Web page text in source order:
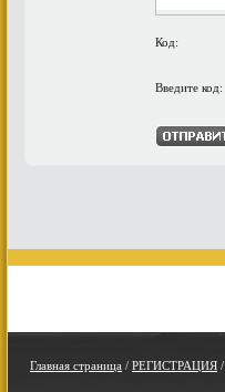
Код:
Введите код:
Главная страница / РЕГИСТРАЦИЯ /